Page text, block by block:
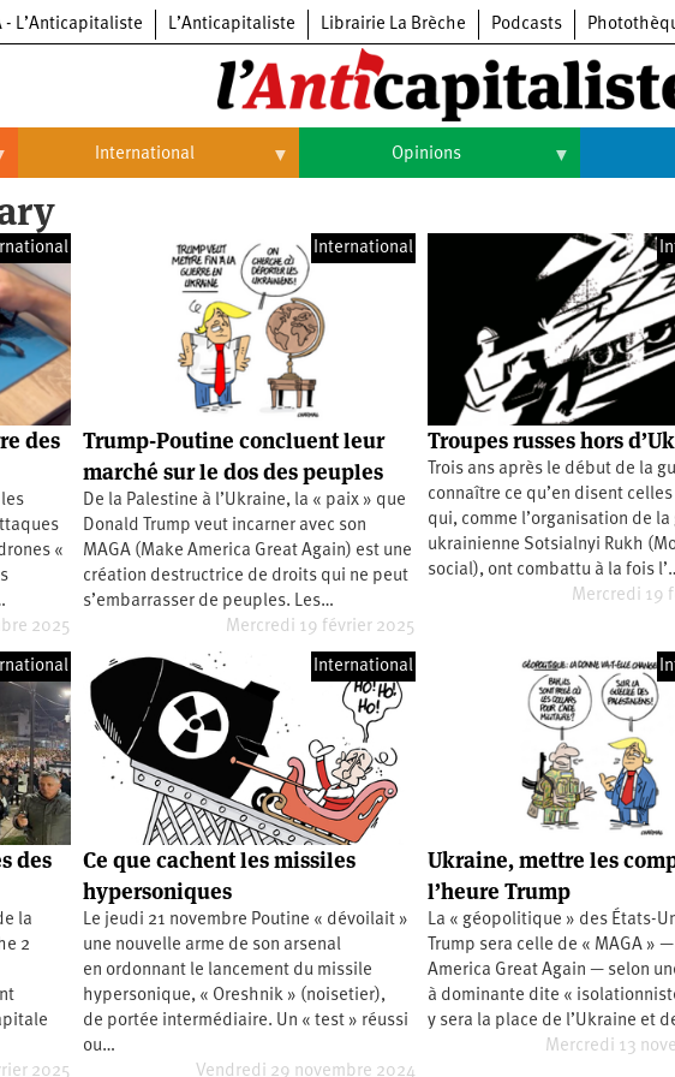
- L’Anticapitaliste L’Anticapitaliste Librairie La Brèche Podcasts
International
International
Brésil
Chine
États-
Unis
Continents
Afrique
Amérique
Nord
Amérique
latine
Asie
Europe
Moyen-
Orient
Océanie
Opinions
Histoire Arts
Cinéma
Livres
Musique
des
«
2025
International
Trump-Poutine concluent leur
marché sur le dos des peuples
De la Palestine à l’Ukraine, la « paix » que
Donald Trump veut incarner avec son
MAGA (Make America Great Again) est une
création destructrice de droits qui ne peut
s’embarrasser de peuples. Les…
Mercredi 19 février 2025
Troupes russes hors
Trois ans après le début de la
connaître ce qu’en disent
qui, comme l’organisation de la
ukrainienne Sotsialnyi Rukh
social), ont combattu à la fois
Mercredi 19
des
la
2
2025
International
Ce que cachent les missiles
hypersoniques
Le jeudi 21 novembre Poutine « dévoilait »
une nouvelle arme de son arsenal
en ordonnant le lancement du missile
hypersonique, « Oreshnik » (noisetier),
de portée intermédiaire. Un « test » réussi
ou…
Vendredi 29 novembre 2024
Ukraine, mettre les
l’heure Trump
La « géopolitique » des États-
Trump sera celle de « MAGA »
America Great Again — selon
à dominante dite «
y sera la place de l’Ukraine et
Mercredi 13